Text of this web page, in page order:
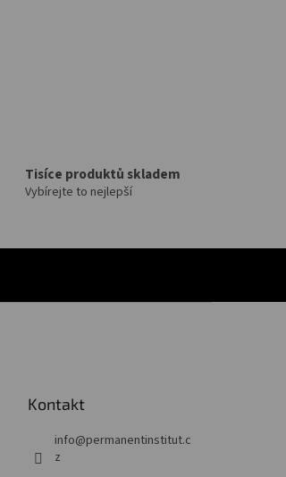
Tisíce produktů skladem
Vybírejte to nejlepší
Kontakt
info@permanentinstitut.c
z